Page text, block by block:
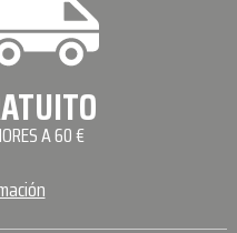
A 60 €